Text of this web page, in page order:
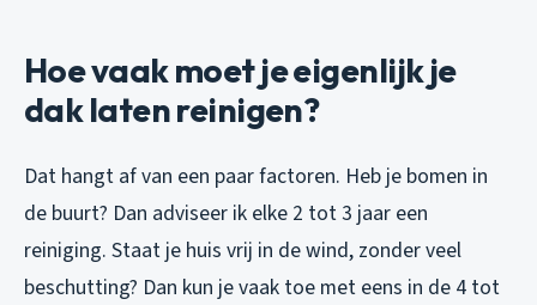
Hoe vaak moet je eigenlijk je
dak laten reinigen?
Dat hangt af van een paar factoren. Heb je bomen in
de buurt? Dan adviseer ik elke 2 tot 3 jaar een
reiniging. Staat je huis vrij in de wind, zonder veel
beschutting? Dan kun je vaak toe met eens in de 4 tot